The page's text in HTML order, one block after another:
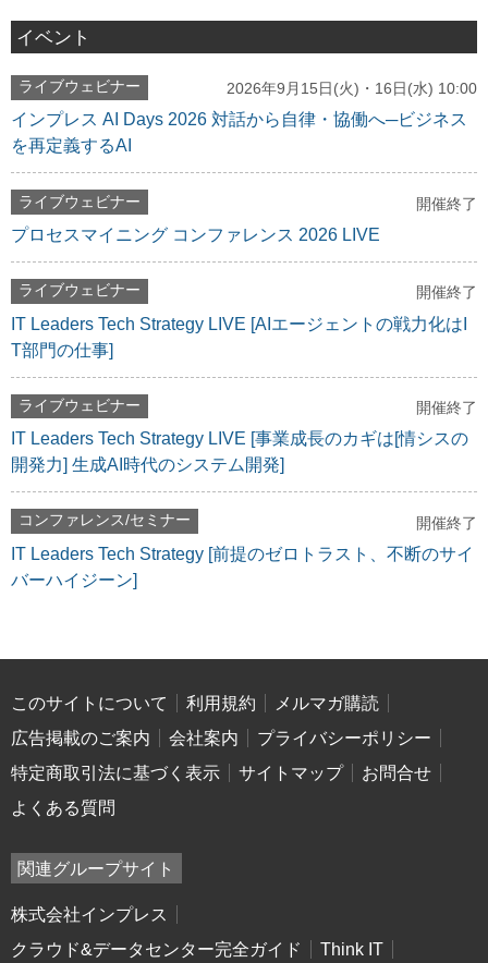
イベント
ライブウェビナー 2026年9月15日(火)・16日(水) 10:00
インプレス AI Days 2026 対話から自律・協働へ─ビジネス
を再定義するAI
ライブウェビナー 開催終了
プロセスマイニング コンファレンス 2026 LIVE
ライブウェビナー 開催終了
IT Leaders Tech Strategy LIVE [AIエージェントの戦力化はI
T部門の仕事]
ライブウェビナー 開催終了
IT Leaders Tech Strategy LIVE [事業成長のカギは[情シスの
開発力] 生成AI時代のシステム開発]
コンファレンス/セミナー 開催終了
IT Leaders Tech Strategy [前提のゼロトラスト、不断のサイ
バーハイジーン]
このサイトについて 利用規約
メルマガ購読
広告掲載のご案内
会社案内
プライバシーポリシー
特定商取引法に基づく表示
サイトマップ
お問合せ
よくある質問
関連グループサイト
株式会社インプレス
クラウド&データセンター完全ガイド
Think IT